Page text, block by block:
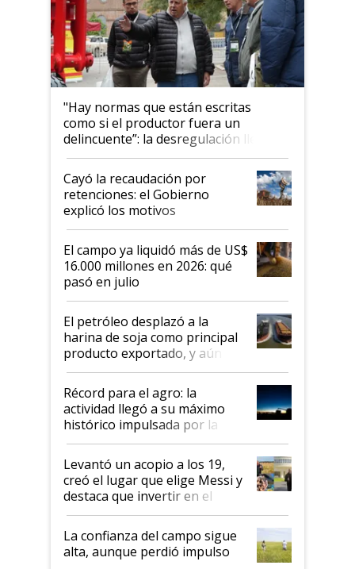
"Hay normas que están escritas
como si el productor fuera un
delincuente”: la desregulación llegó
al Congreso Aapresid y hasta se
habló del financiamiento al IPCVA
Cayó la recaudación por
retenciones: el Gobierno
explicó los motivos
El campo ya liquidó más de US$
16.000 millones en 2026: qué
pasó en julio
El petróleo desplazó a la
harina de soja como principal
producto exportado, y aún así
el agro aportó casi seis de cada
diez dólares y sostuvo el
liderazgo en un semestre
récord
Récord para el agro: la
actividad llegó a su máximo
histórico impulsada por la
cosecha y las exportaciones
Levantó un acopio a los 19,
creó el lugar que elige Messi y
destaca que invertir en el
kirchnerismo era como "darle
plata a un hijo para droga":
Juan Félix Rossetti, el libertario
que de una dura crisis salió
La confianza del campo sigue
alta, aunque perdió impulso